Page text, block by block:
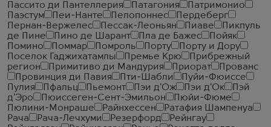
Пассито ди Пантеллерия
Патагония
Патримонио
Паэстум
Пеи-Нанте Пелопоннес
Пердеберг
Пернан-Вержелес
Пессак-Леоньян Пиаве
Пикпуль
де Пине
Пино де Шарант Пла де Бажес
Пойяк
Помино
Поммар Помроль Порту
Порту и Дору
Поселок Гаджихатамлы
Премье Крю
Прибрежный
регион
Примитиво ди Мандурия Приорат
Прованс
Провинция ди Павия
Пти-Шабли
Пуйи-Фюиссе
Пулия
Пфальц Пьемонт Пэи д'Ож Пэи д'Ок
Пэй
д'Эро
Пюиссеген-Сент-Эмильон
Пюйи-Фюме
Пюлини-Монраше
Райнхессен
Ратафия Шампенуа
Рача
Рача-Лечхуми Резерфорд
Рейнгау